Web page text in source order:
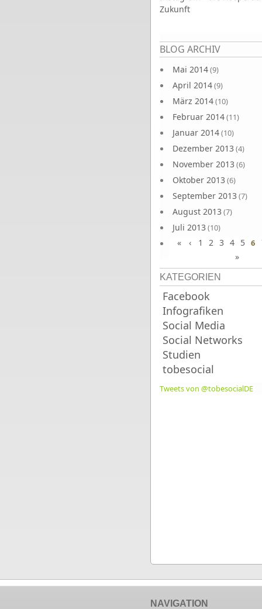
Zukunft
BLOG ARCHIV
Mai 2014(9)
April 2014(9)
März 2014(10)
Februar 2014(11)
Januar 2014(10)
Dezember 2013 (4)
November 2013 (6)
Oktober 2013 (6)
September 2013 (7)
August 2013 (7)
Juli 2013 (10)
Juni 2013(10)
Seiten
« ‹ 1 2 3 4 5 6
»
KATEGORIEN
Facebook
Infografiken
Social Media
Social Networks
Studien
tobesocial
Tweets von @tobesocialDE
NAVIGATION